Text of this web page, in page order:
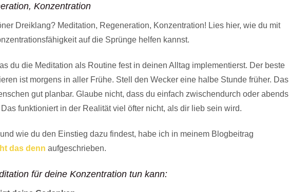
Konzentration
Dreiklang? Meditation, Regeneration, Konzentration! Lies hier, wie du mit
auf die Sprünge helfen kannst.
du die Meditation als Routine fest in deinen Alltag implementierst. Der beste
ist morgens in aller Frühe. Stell den Wecker eine halbe Stunde früher. Das
gut planbar. Glaube nicht, dass du einfach zwischendurch oder abends
funktioniert in der Realität viel öfter nicht, als dir lieb sein wird.
wie du den Einstieg dazu findest, habe ich in meinem Blogbeitrag
das denn aufgeschrieben.
für deine Konzentration tun kann: